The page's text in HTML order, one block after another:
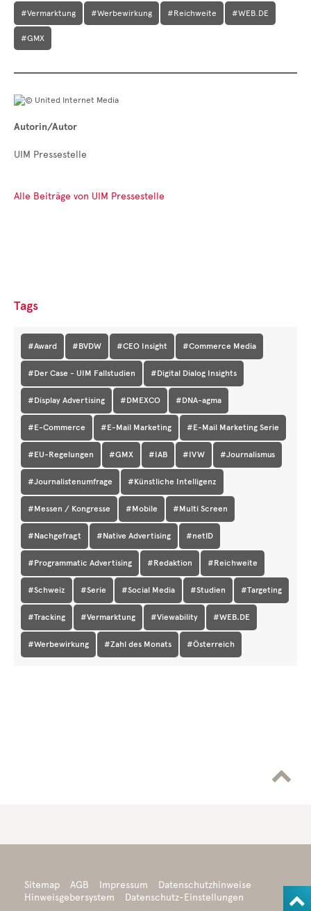
#Vermarktung #Werbewirkung #Reichweite #WEB.DE
#GMX
Autorin/Autor
UIM Pressestelle
Alle Beiträge von UIM Pressestelle
Tags
#Award #BVDW #CEO Insight #Commerce Media
#Der Case - UIM Fallstudien #Digital Dialog Insights
#Display Advertising #DMEXCO #DNA-agma
#E-Commerce #E-Mail Marketing #E-Mail Marketing Serie
#EU-Regelungen #GMX #IAB #IVW #Journalismus
#Journalistenumfrage #Künstliche Intelligenz
#Messen / Kongresse #Mobile #Multi Screen
#Nachgefragt #Native Advertising #netID
#Programmatic Advertising #Redaktion #Reichweite
#Schweiz #Serie #Social Media #Studien #Targeting
#Tracking #Vermarktung #Viewability #WEB.DE
#Werbewirkung #Zahl des Monats #Österreich


Sitemap AGB Impressum
Datenschutzhinweise
Hinweisgebersystem
Datenschutz-Einstellungen